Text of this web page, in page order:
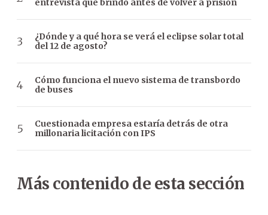
entrevista que brindó antes de volver a prisión
¿Dónde y a qué hora se verá el eclipse solar total
del 12 de agosto?
Cómo funciona el nuevo sistema de transbordo
de buses
Cuestionada empresa estaría detrás de otra
millonaria licitación con IPS
Más contenido de esta sección